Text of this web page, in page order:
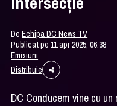
DeEchipa DC News TV
Publicat pe 11 apr 2025, 06:38
Emisiuni
Distribuie
DC Conducem vine cu